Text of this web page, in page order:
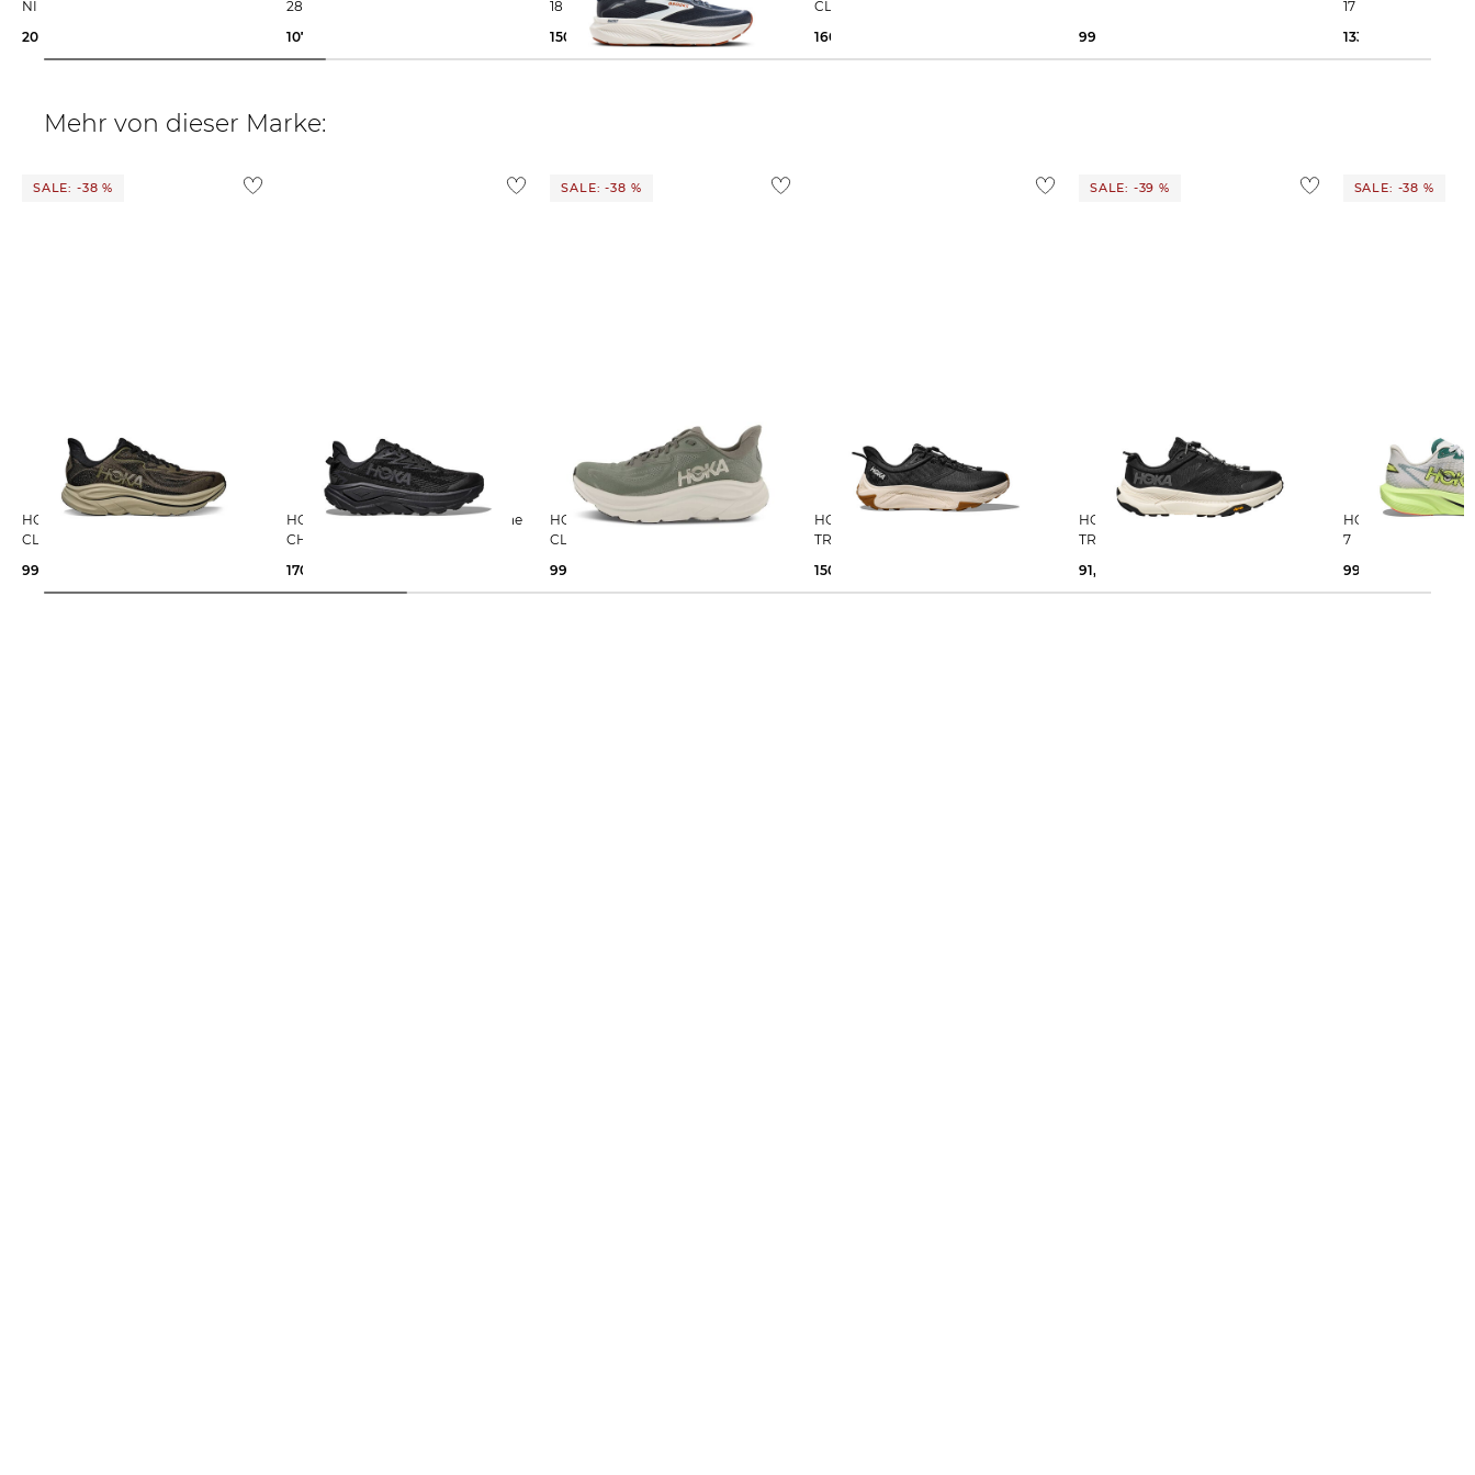
NIMBUS 28
200,00 €
28 SUNNY SIZZLE
107,99 €
18
150,00 €
CLIFTON 11
160,00 €
99,99 €
17
133,59 €
Mehr von dieser Marke:
SALE: -38 %
HOKA | Herren Laufschuhe
CLIFTON 10
99,99 €
HOKA | Herren Trailrunningschuhe
CHALLENGER 8 GTX
170,00 €
SALE: -38 %
HOKA | Herren Laufschuhe
CLIFTON 10
99,99 €
HOKA | Herren Laufschuhe
TRANSPORT 2
150,00 €
SALE: -39 %
HOKA | Herren Laufschuhe
TRANSPORT
91,55 €
SALE: -38 %
HOKA | Herren Laufschuhe MACH
7
99,99 €